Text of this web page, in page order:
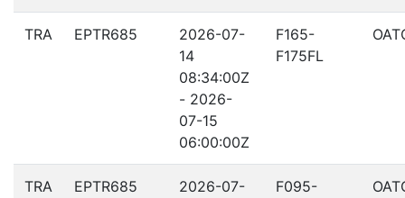
TRA EPTR685
2026-07-
14
08:34:00Z
- 2026-
07-15
06:00:00Z
F165-
F175FL
TRA EPTR685
2026-07-
F095-